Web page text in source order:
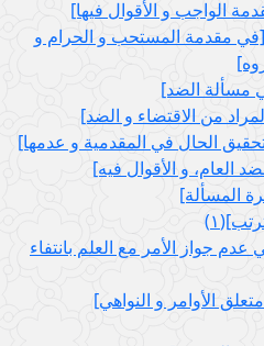
الواجب و الأقوال فيها]
[في مقدمة المستحب و الحرام و
مسألة الضد]
من الاقتضاء و الضد]
الحال في المقدمية و عدمها]
العام، و الأقوال فيه‏]
المسألة]
جواز الأمر مع العلم بانتفاء
الأوامر و النواهي‏]